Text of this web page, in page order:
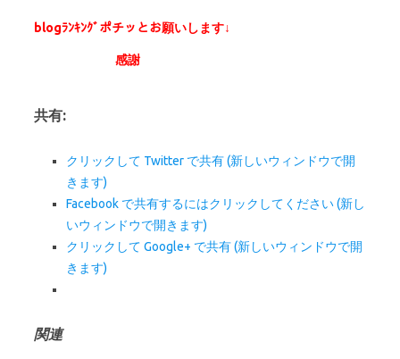
blogﾗﾝｷﾝｸﾞポチッとお願いします↓
感謝
共有:
クリックして Twitter で共有 (新しいウィンドウで開
きます)
Facebook で共有するにはクリックしてください (新し
いウィンドウで開きます)
クリックして Google+ で共有 (新しいウィンドウで開
きます)
関連